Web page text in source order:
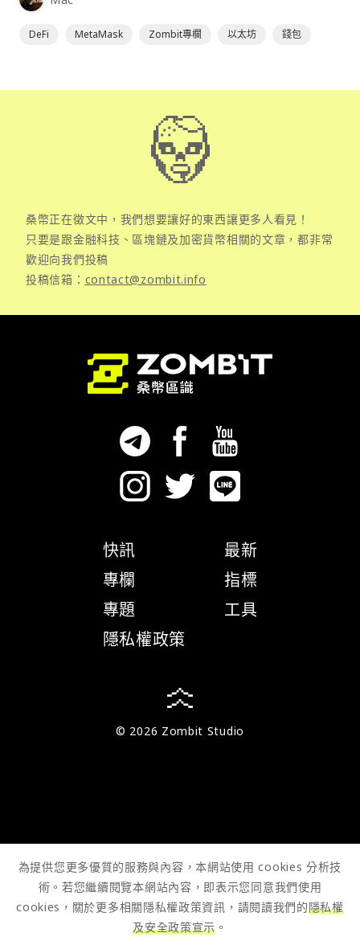
DeFi MetaMask Zombit專欄 以太坊 錢包
桑幣正在徵文中，我們想要讓好的東西讓更多人看見！
只要是跟金融科技、區塊鏈及加密貨幣相關的文章，都非常
歡迎向我們投稿
投稿信箱： contact@zombit.info
快訊
專欄
專題
隱私權政策
最新
指標
工具
© 2026 Zombit Studio
為提供您更多優質的服務與內容，本網站使用 cookies 分析技
術。若您繼續閱覽本網站內容，即表示您同意我們使用
cookies，關於更多相關隱私權政策資訊，請閱讀我們的隱私權
及安全政策宣示 。